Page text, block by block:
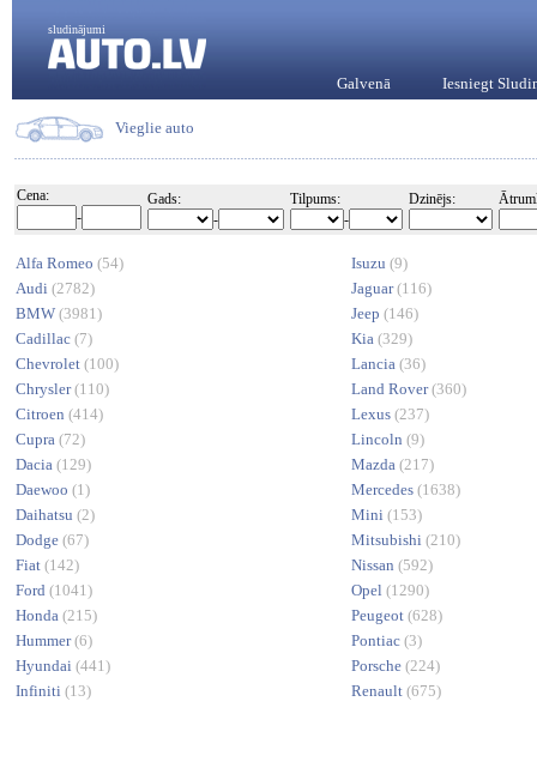
sludinājumi
Galvenā Iesniegt
Vieglie auto
Cena:
-
Gads:
-
Tilpums:
-
Dzinējs:
Alfa Romeo (54)
Audi (2782)
BMW (3981)
Cadillac (7)
Chevrolet (100)
Chrysler(110)
Citroen (414)
Cupra (72)
Dacia (129)
Daewoo (1)
Daihatsu (2)
Dodge (67)
Fiat (142)
Ford (1041)
Honda (215)
Hummer(6)
Hyundai (441)
Infiniti (13)
Isuzu(9)
Jaguar(116)
Jeep(146)
Kia(329)
Lancia(36)
Land Rover(360)
Lexus(237)
Lincoln(9)
Mazda(217)
Mercedes(1638)
Mini(153)
Mitsubishi(210)
Nissan(592)
Opel(1290)
Peugeot(628)
Pontiac(3)
Porsche(224)
Renault(675)